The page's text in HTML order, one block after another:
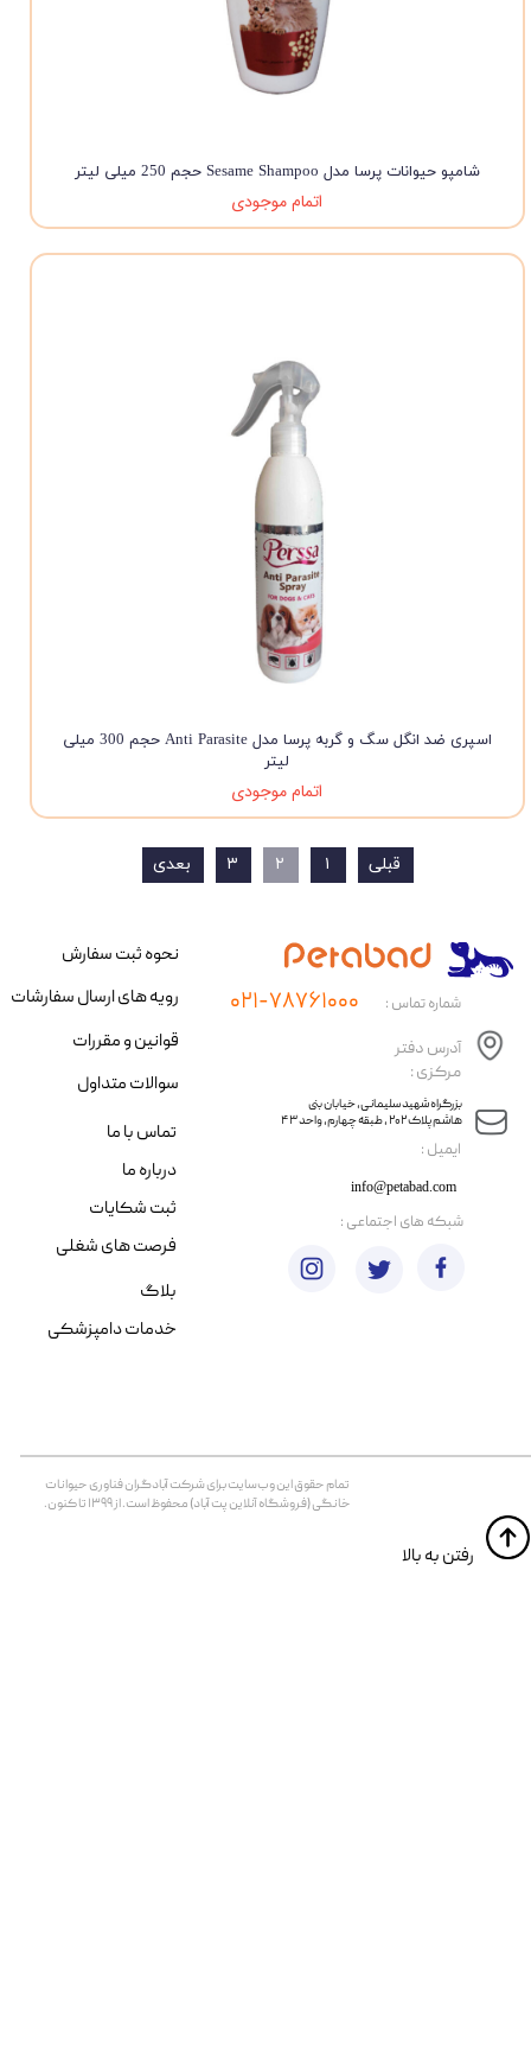
شامپو حیوانات پرسا مدل Sesame Shampoo حجم 250 میلی لیتر
اتمام موجودی
اسپری ضد انگل سگ و گربه پرسا مدل Anti Parasite حجم 300 میلی
لیتر
اتمام موجودی
قبلی ۱ ۲ ۳ بعدی
​ایمیل :
آدرس دفتر
مرکزی :
info@petabad.com
​​بزرگراه شهید سلیمانی، خیابان بنی
هاشم پلاک ۲۰۲ ، طبقه چهارم، واحد ۴۳
شماره تماس : ۰۲۱-۷۸۷۶۱۰۰۰
تمام حقوق اين وب‌سايت برای شرکت آبادگران فناوری حیوانات
خانگی (فروشگاه آنلاین پت آباد) محفوظ است. از ۱۳۹۹ تا کنون.
​​رفتن به بالا
نحوه ثبت سفارش
رویه های ارسال سفارشات
قوانین و مقررات
سوالات متداول
تماس با ما
درباره ما
ثبت شکایات
فرصت های شغلی
​شبکه های اجتماعی :
بلاگ
خدمات دامپزشکی